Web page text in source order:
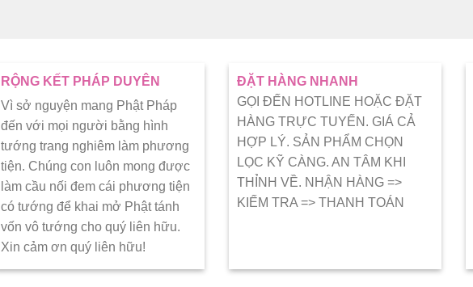
RỘNG KẾT PHÁP DUYÊN
Vì sở nguyện mang Phật Pháp
đến với mọi người bằng hình
tướng trang nghiêm làm phương
tiện. Chúng con luôn mong được
làm cầu nối đem cái phương tiện
có tướng để khai mở Phật tánh
vốn vô tướng cho quý liên hữu.
Xin cảm ơn quý liên hữu!
ĐẶT HÀNG NHANH
GỌI ĐẾN HOTLINE HOẶC ĐẶT
HÀNG TRỰC TUYẾN. GIÁ CẢ
HỢP LÝ. SẢN PHẨM CHỌN
LỌC KỸ CÀNG. AN TÂM KHI
THỈNH VỀ. NHẬN HÀNG =>
KIẾM TRA => THANH TOÁN